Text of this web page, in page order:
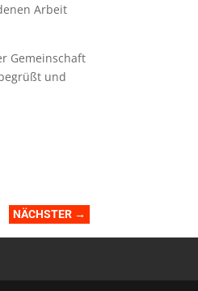
Arbeit
Gemeinschaft
und
NÄCHSTER→